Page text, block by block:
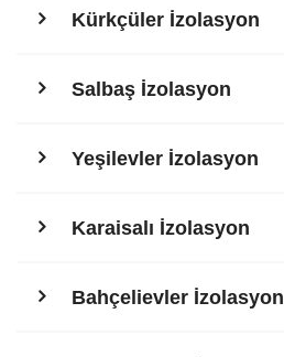
Kürkçüler İzolasyon
Salbaş İzolasyon
Yeşilevler İzolasyon
Karaisalı İzolasyon
Bahçelievler İzolasyon